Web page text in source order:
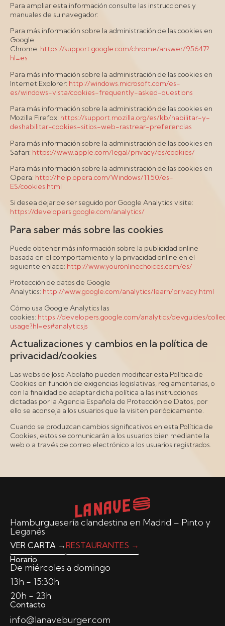
Para ampliar esta información consulte las instrucciones y
manuales de su navegador:
Para más información sobre la administración de las cookies en
Google
Chrome: https://support.google.com/chrome/answer/95647?
hl=es
Para más información sobre la administración de las cookies en
Internet Explorer: http://windows.microsoft.com/es-
es/windows-vista/cookies-frequently-asked-questions
Para más información sobre la administración de las cookies en
Mozilla Firefox: https://support.mozilla.org/es/kb/habilitar-y-
deshabilitar-cookies-sitios-web-rastrear-preferencias
Para más información sobre la administración de las cookies en
Safari: https://www.apple.com/legal/privacy/es/cookies/
Para más información sobre la administración de las cookies en
Opera: http://help.opera.com/Windows/11.50/es-
ES/cookies.html
Si desea dejar de ser seguido por Google Analytics visite:
https://developers.google.com/analytics/
Para saber más sobre las cookies
Puede obtener más información sobre la publicidad online
basada en el comportamiento y la privacidad online en el
siguiente enlace: http://www.youronlinechoices.com/es/
Protección de datos de Google
Analytics: http://www.google.com/analytics/learn/privacy.html
Cómo usa Google Analytics las
cookies: https://developers.google.com/analytics/devguides/
usage?hl=es#analyticsjs
Actualizaciones y cambios en la política de
privacidad/cookies
Las webs de Jose Abolafio pueden modificar esta Política de
Cookies en función de exigencias legislativas, reglamentarias, o
con la finalidad de adaptar dicha política a las instrucciones
dictadas por la Agencia Española de Protección de Datos, por
ello se aconseja a los usuarios que la visiten periódicamente.
Cuando se produzcan cambios significativos en esta Política de
Cookies, estos se comunicarán a los usuarios bien mediante la
web o a través de correo electrónico a los usuarios registrados.
Hamburguesería clandestina en Madrid – Pinto y
Leganés
VER CARTA →RESTAURANTES →
Horario
De miércoles a domingo
13h - 15:30h
20h - 23h
Contacto
info@lanaveburger.com